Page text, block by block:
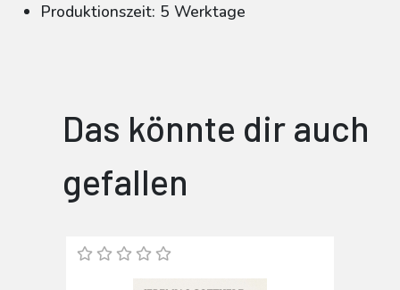
Produktionszeit: 5 Werktage
Das könnte dir auch
gefallen